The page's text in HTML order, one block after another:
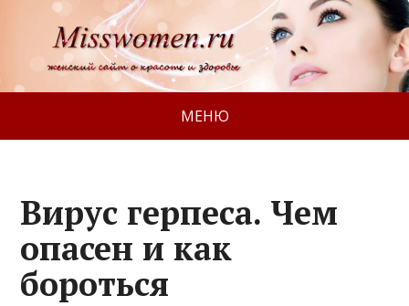
МЕНЮ
Вирус герпеса. Чем
опасен и как
бороться